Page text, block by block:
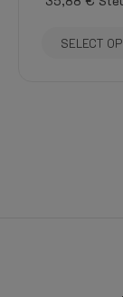
SELECT